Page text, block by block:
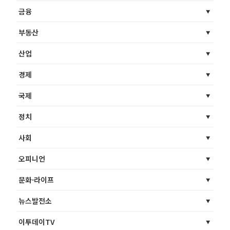
금융
부동산
산업
경제
국제
정치
사회
오피니언
문화·라이프
뉴스발전소
이투데이TV